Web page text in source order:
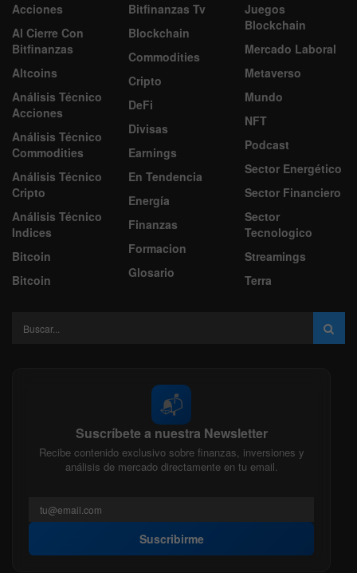
Acciones
Al Cierre Con
Bitfinanzas
Altcoins
Análisis Técnico
Acciones
Análisis Técnico
Commodities
Análisis Técnico
Cripto
Análisis Técnico
Indices
Bitcoin
Bitcoin
Bitfinanzas Tv
Blockchain
Commodities
Cripto
DeFi
Divisas
Earnings
En Tendencia
Energía
Finanzas
Formacion
Glosario
Juegos
Blockchain
Mercado Laboral
Metaverso
Mundo
NFT
Podcast
Sector Energético
Sector Financiero
Sector
Tecnologico
Streamings
Terra
📬
Suscríbete a nuestra Newsletter
Recibe contenido exclusivo sobre finanzas, inversiones y
análisis de mercado directamente en tu email.
Suscribirme